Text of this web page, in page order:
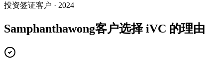
投资签证客户 · 2024
Samphanthawong客户选择 iVC 的理由